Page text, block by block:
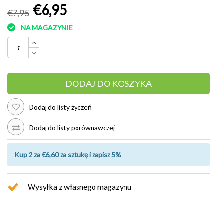
€7,95 €6,95
NA MAGAZYNIE
DODAJ DO KOSZYKA
Dodaj do listy życzeń
Dodaj do listy porównawczej
Kup 2 za €6,60 za sztukę i zapisz 5%
Wysyłka z własnego magazynu